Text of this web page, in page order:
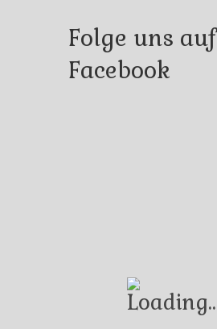
Folge uns auf
Facebook